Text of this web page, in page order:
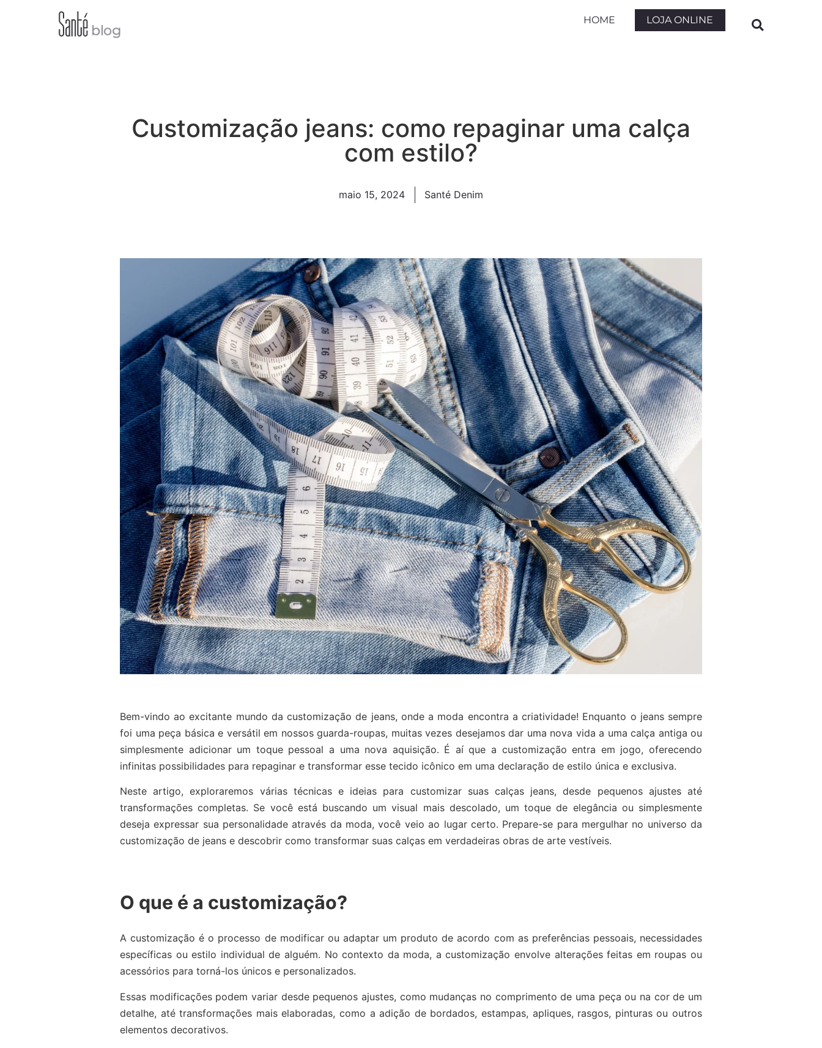
HOME LOJA ONLINE
Customização jeans: como repaginar uma calça
com estilo?
maio 15, 2024 Santé Denim
Bem-vindo ao excitante mundo da customização de jeans, onde a moda encontra a criatividade! Enquanto o jeans sempre
foi uma peça básica e versátil em nossos guarda-roupas, muitas vezes desejamos dar uma nova vida a uma calça antiga ou
simplesmente adicionar um toque pessoal a uma nova aquisição. É aí que a customização entra em jogo, oferecendo
infinitas possibilidades para repaginar e transformar esse tecido icônico em uma declaração de estilo única e exclusiva.
Neste artigo, exploraremos várias técnicas e ideias para customizar suas calças jeans, desde pequenos ajustes até
transformações completas. Se você está buscando um visual mais descolado, um toque de elegância ou simplesmente
deseja expressar sua personalidade através da moda, você veio ao lugar certo. Prepare-se para mergulhar no universo da
customização de jeans e descobrir como transformar suas calças em verdadeiras obras de arte vestíveis.
O que é a customização?
A customização é o processo de modificar ou adaptar um produto de acordo com as preferências pessoais, necessidades
específicas ou estilo individual de alguém. No contexto da moda, a customização envolve alterações feitas em roupas ou
acessórios para torná-los únicos e personalizados.
Essas modificações podem variar desde pequenos ajustes, como mudanças no comprimento de uma peça ou na cor de um
detalhe, até transformações mais elaboradas, como a adição de bordados, estampas, apliques, rasgos, pinturas ou outros
elementos decorativos.